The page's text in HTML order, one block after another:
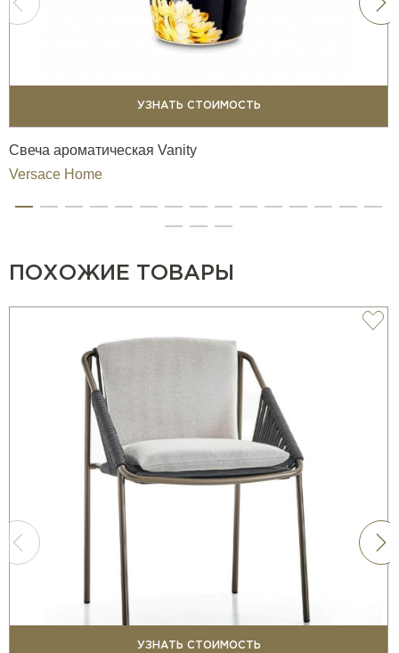
УЗНАТЬ СТОИМОСТЬ
Свеча ароматическая Vanity
Versace Home
ПОХОЖИЕ ТОВАРЫ
УЗНАТЬ СТОИМОСТЬ